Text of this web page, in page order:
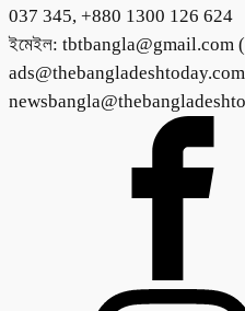
037 345, +880 1300 126 624
ইমেইল: tbtbangla@gmail.com